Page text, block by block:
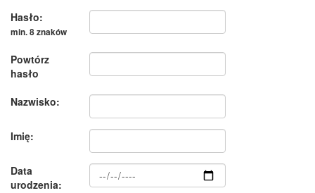
Hasło:
min. 8 znaków
Powtórz
hasło
Nazwisko:
Imię:
Data
urodzenia: